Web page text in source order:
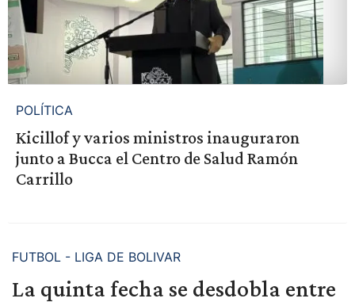
POLÍTICA
Kicillof y varios ministros inauguraron
junto a Bucca el Centro de Salud Ramón
Carrillo
FUTBOL - LIGA DE BOLIVAR
La quinta fecha se desdobla entre